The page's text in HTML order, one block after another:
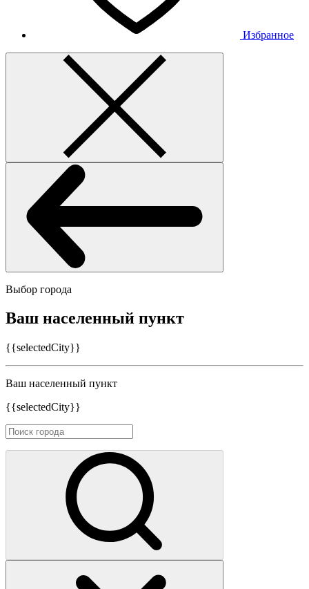
Избранное
Выбор города
Ваш населенный пункт
{{selectedCity}}
Ваш населенный пункт
{{selectedCity}}